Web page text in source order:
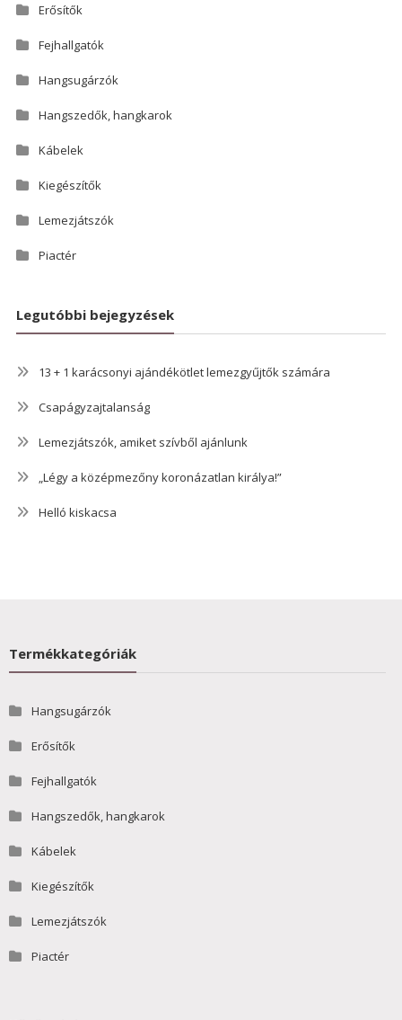
Erősítők
Fejhallgatók
Hangsugárzók
Hangszedők, hangkarok
Kábelek
Kiegészítők
Lemezjátszók
Piactér
Legutóbbi bejegyzések
13 + 1 karácsonyi ajándékötlet lemezgyűjtők számára
Csapágyzajtalanság
Lemezjátszók, amiket szívből ajánlunk
„Légy a középmezőny koronázatlan királya!”
Helló kiskacsa
Termékkategóriák
Hangsugárzók
Erősítők
Fejhallgatók
Hangszedők, hangkarok
Kábelek
Kiegészítők
Lemezjátszók
Piactér